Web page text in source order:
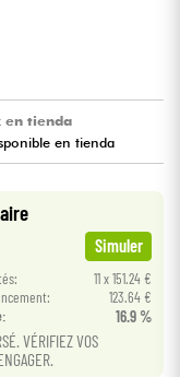
en tienda
en tienda
Simuler
11 x 151.24 €
123.64 €
16.9 %
VÉRIFIEZ VOS